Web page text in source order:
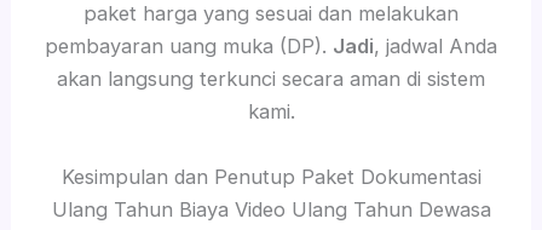
paket harga yang sesuai dan melakukan
pembayaran uang muka (DP). Jadi, jadwal Anda
akan langsung terkunci secara aman di sistem
kami.
Kesimpulan dan Penutup Paket Dokumentasi
Ulang Tahun Biaya Video Ulang Tahun Dewasa